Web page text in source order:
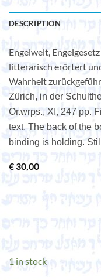
DESCRIPTION
Engelwelt,
litterarisch erörtert
Wahrheit
Zürich, in der
Or.wrps., XI, 247 pp.
text. The back of the
binding is holding.
€30,00
1 in stock